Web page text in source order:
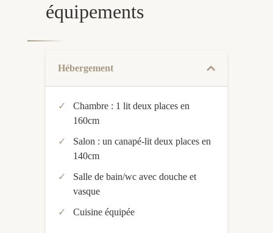
équipements
Hébergement
Chambre : 1 lit deux places en
160cm
Salon : un canapé-lit deux places en
140cm
Salle de bain/wc avec douche et
vasque
Cuisine équipée